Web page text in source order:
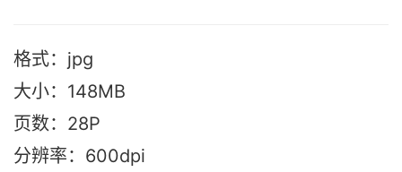
格式：jpg
大小：148MB
页数：28P
分辨率：600dpi